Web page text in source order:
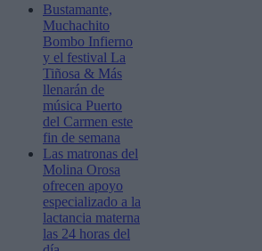
Bustamante,
Muchachito
Bombo Infierno
y el festival La
Tiñosa & Más
llenarán de
música Puerto
del Carmen este
fin de semana
Las matronas del
Molina Orosa
ofrecen apoyo
especializado a la
lactancia materna
las 24 horas del